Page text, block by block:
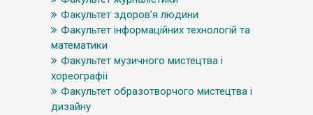
Факультет здоров’я людини
Факультет інформаційних технологій та
математики
Факультет музичного мистецтва і
хореографії
Факультет образотворчого мистецтва і
дизайну